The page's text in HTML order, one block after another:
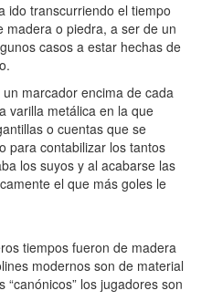
ido transcurriendo el tiempo
madera o piedra, a ser de un
casos a estar hechas de
marcador encima de cada
varilla metálica en la que
o cuentas que se
para contabilizar los tantos
los suyos y al acabarse las
el que más goles le
tiempos fueron de madera
modernos son de material
los jugadores son